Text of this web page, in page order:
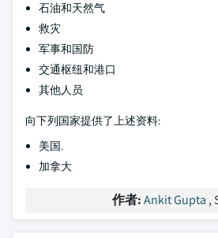
石油和天然气
救灾
军事和国防
交通枢纽和港口
其他人员
向下列国家提供了上述资料:
美国.
加拿大
作者:Ankit Gupta ,